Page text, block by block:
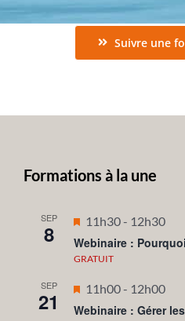
Suivre une
Formations à la une
SEP
8
Mis
en
avant
11h30- 12h30
Webinaire :
GRATUIT
SEP
21
Mis
en
11h00- 12h00
Webinaire : Gérer